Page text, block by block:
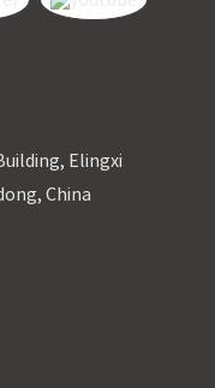
Elingxi
China